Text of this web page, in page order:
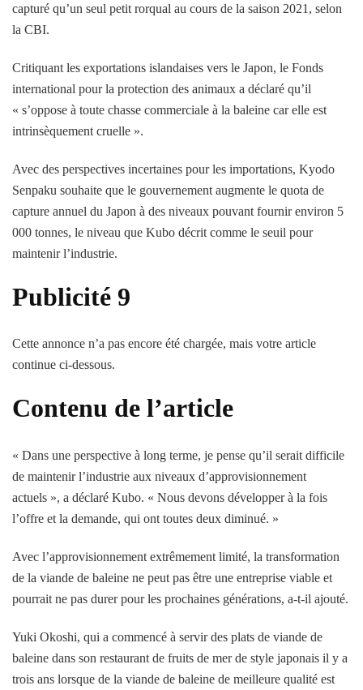
capturé qu’un seul petit rorqual au cours de la saison 2021, selon
la CBI.
Critiquant les exportations islandaises vers le Japon, le Fonds
international pour la protection des animaux a déclaré qu’il
« s’oppose à toute chasse commerciale à la baleine car elle est
intrinsèquement cruelle ».
Avec des perspectives incertaines pour les importations, Kyodo
Senpaku souhaite que le gouvernement augmente le quota de
capture annuel du Japon à des niveaux pouvant fournir environ 5
000 tonnes, le niveau que Kubo décrit comme le seuil pour
maintenir l’industrie.
Publicité 9
Cette annonce n’a pas encore été chargée, mais votre article
continue ci-dessous.
Contenu de l’article
« Dans une perspective à long terme, je pense qu’il serait difficile
de maintenir l’industrie aux niveaux d’approvisionnement
actuels », a déclaré Kubo. « Nous devons développer à la fois
l’offre et la demande, qui ont toutes deux diminué. »
Avec l’approvisionnement extrêmement limité, la transformation
de la viande de baleine ne peut pas être une entreprise viable et
pourrait ne pas durer pour les prochaines générations, a-t-il ajouté.
Yuki Okoshi, qui a commencé à servir des plats de viande de
baleine dans son restaurant de fruits de mer de style japonais il y a
trois ans lorsque de la viande de baleine de meilleure qualité est